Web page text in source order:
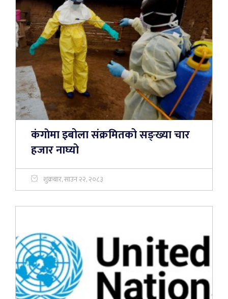
कंगाेमा इबोला संक्रमितको सङ्ख्या चार
हजार नाघ्यो
शुक्रबार, साउन २२, २०८३